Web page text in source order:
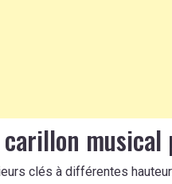
clés à différentes